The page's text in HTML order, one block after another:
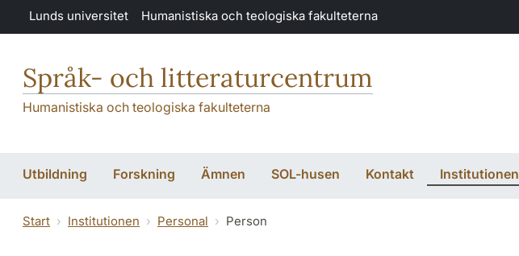
Hoppa till huvudinnehåll
Lunds universitet Humanistiska och teologiska fakulteterna
Språk- och litteraturcentrum
Humanistiska och teologiska fakulteterna
Utbildning Forskning Ämnen SOL-husen Kontakt Institutionen
Start Institutionen Personal Person